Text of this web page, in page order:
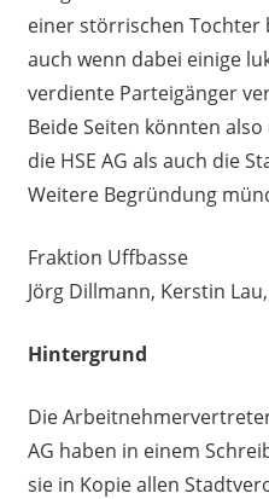
einer störrischen Tochter
auch wenn dabei einige
verdiente Parteigänger
Beide Seiten könnten
die HSE AG als auch die
Weitere Begründung
Fraktion Uffbasse
Jörg Dillmann, Kerstin
Hintergrund
Die
AG haben in einem
sie in Kopie allen